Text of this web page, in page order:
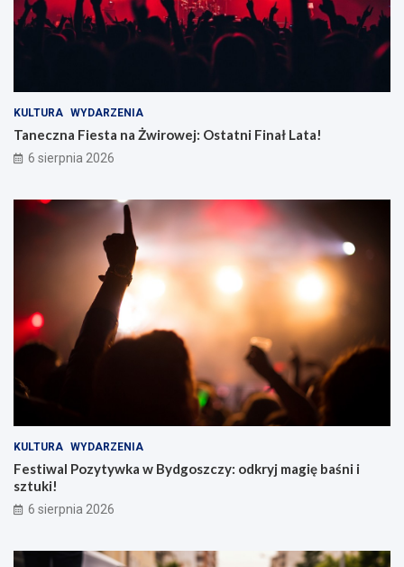
KULTURA WYDARZENIA
Taneczna Fiesta na Żwirowej: Ostatni Finał Lata!
6 sierpnia 2026
KULTURA WYDARZENIA
Festiwal Pozytywka w Bydgoszczy: odkryj magię baśni i
sztuki!
6 sierpnia 2026